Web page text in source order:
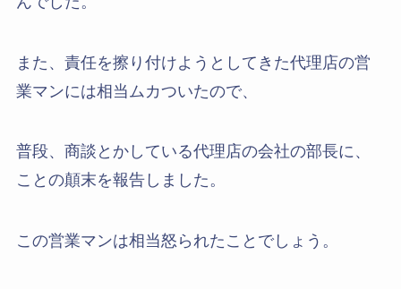
また、責任を擦り付けようとしてきた代理店の営
業マンには相当ムカついたので、
普段、商談とかしている代理店の会社の部長に、
ことの顛末を報告しました。
この営業マンは相当怒られたことでしょう。